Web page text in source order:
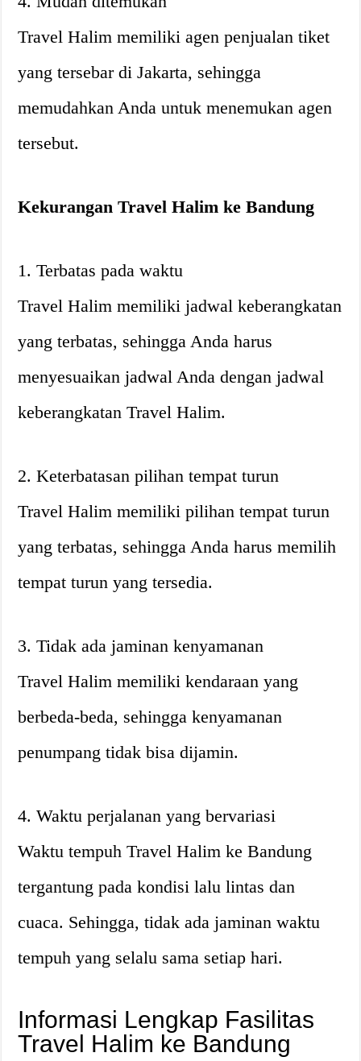
Travel Halim memiliki agen penjualan tiket
yang tersebar di Jakarta, sehingga
memudahkan Anda untuk menemukan agen
tersebut.
Kekurangan Travel Halim ke Bandung
1. Terbatas pada waktu
Travel Halim memiliki jadwal keberangkatan
yang terbatas, sehingga Anda harus
menyesuaikan jadwal Anda dengan jadwal
keberangkatan Travel Halim.
2. Keterbatasan pilihan tempat turun
Travel Halim memiliki pilihan tempat turun
yang terbatas, sehingga Anda harus memilih
tempat turun yang tersedia.
3. Tidak ada jaminan kenyamanan
Travel Halim memiliki kendaraan yang
berbeda-beda, sehingga kenyamanan
penumpang tidak bisa dijamin.
4. Waktu perjalanan yang bervariasi
Waktu tempuh Travel Halim ke Bandung
tergantung pada kondisi lalu lintas dan
cuaca. Sehingga, tidak ada jaminan waktu
tempuh yang selalu sama setiap hari.
Informasi Lengkap Fasilitas
Travel Halim ke Bandung